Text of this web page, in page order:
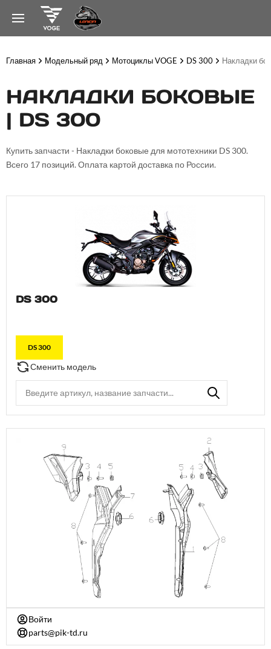
Главная Модельный ряд Мотоциклы VOGE DS 300 Накладки
НАКЛАДКИ БОКОВЫЕ
| DS 300
Купить запчасти - Накладки боковые для мототехники DS 300.
Всего 17 позиций. Оплата картой доставка по России.
DS 300
DS 300
Сменить модель
Войти
parts@pik-td.ru